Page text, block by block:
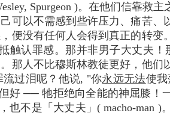
Spurgeon )。在他们信靠救
可以不需感到些许压力、痛苦、
便没有任何人会得到真正的转变
触认罪感。那并非男子大丈夫
那人不比穆斯林教徒更好，他们
过泪呢？他说, "你永远无法使我
好 ── 牠拒绝向全能的神屈膝！
也不是「大丈夫」( macho-man